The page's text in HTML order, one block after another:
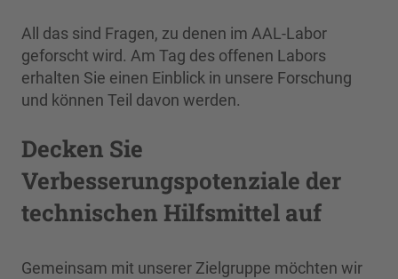
All das sind Fragen, zu denen im AAL-Labor
geforscht wird. Am Tag des offenen Labors
erhalten Sie einen Einblick in unsere Forschung
und können Teil davon werden.
Decken Sie
Verbesserungspotenziale der
technischen Hilfsmittel auf
Gemeinsam mit unserer Zielgruppe möchten wir